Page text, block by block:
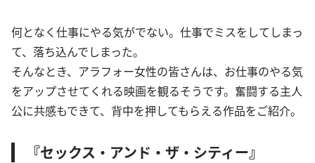
何となく仕事にやる気がでない。仕事でミスをしてしまっ
て、落ち込んでしまった。
そんなとき、アラフォー女性の皆さんは、お仕事のやる気
をアップさせてくれる映画を観るそうです。奮闘する主人
公に共感もできて、背中を押してもらえる作品をご紹介。
『セックス・アンド・ザ・シティー』